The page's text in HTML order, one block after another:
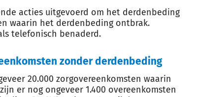
acties uitgevoerd om het derdenbeding
waarin het derdenbeding ontbrak.
telefonisch benaderd.
zonder derdenbeding
20.000 zorgovereenkomsten waarin
er nog ongeveer 1.400 overeenkomsten